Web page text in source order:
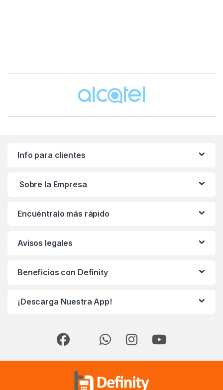
Info para clientes
Sobre la Empresa
Encuéntralo más rápido
Avisos legales
Beneficios con Definity
¡Descarga Nuestra App!